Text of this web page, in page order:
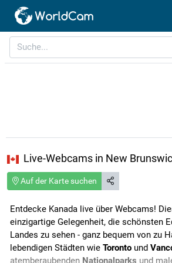
Live-Webcams in New
Auf der Karte suchen
Entdecke Kanada live über Webcams!
einzigartige Gelegenheit, die schönsten
Landes zu sehen - ganz bequem von zu
lebendigen Städten wie Torontound
atemberaubenden Nationalparks und